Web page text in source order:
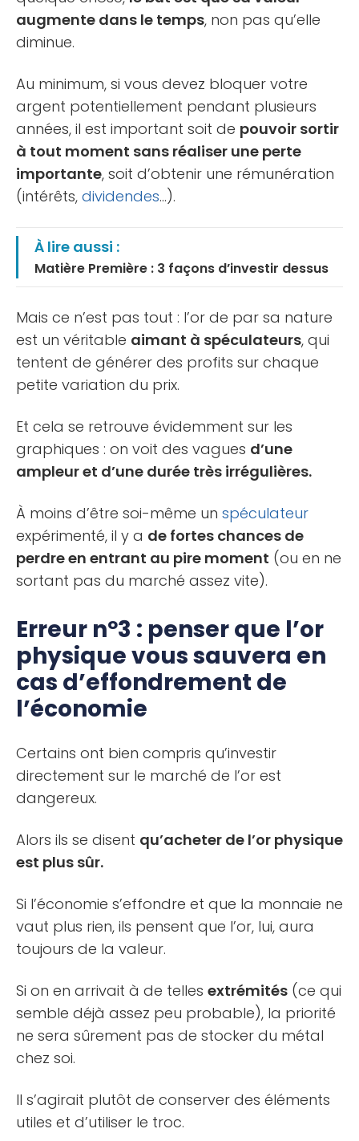
augmente dans le temps, non pas qu’elle
diminue.
Au minimum, si vous devez bloquer votre
argent potentiellement pendant plusieurs
années, il est important soit de pouvoir sortir
à tout moment sans réaliser une perte
importante, soit d’obtenir une rémunération
(intérêts, dividendes…).
À lire aussi :
Matière Première : 3 façons d’investir dessus
Mais ce n’est pas tout : l’or de par sa nature
est un véritable aimant à spéculateurs, qui
tentent de générer des profits sur chaque
petite variation du prix.
Et cela se retrouve évidemment sur les
graphiques : on voit des vagues d’une
ampleur et d’une durée très irrégulières.
À moins d’être soi-même un spéculateur
expérimenté, il y a de fortes chances de
perdre en entrant au pire moment (ou en ne
sortant pas du marché assez vite).
Erreur nº3 : penser que l’or
physique vous sauvera en
cas d’effondrement de
l’économie
Certains ont bien compris qu’investir
directement sur le marché de l’or est
dangereux.
Alors ils se disent qu’acheter de l’or physique
est plus sûr.
Si l’économie s’effondre et que la monnaie ne
vaut plus rien, ils pensent que l’or, lui, aura
toujours de la valeur.
Si on en arrivait à de telles extrémités (ce qui
semble déjà assez peu probable), la priorité
ne sera sûrement pas de stocker du métal
chez soi.
Il s’agirait plutôt de conserver des éléments
utiles et d’utiliser le troc.